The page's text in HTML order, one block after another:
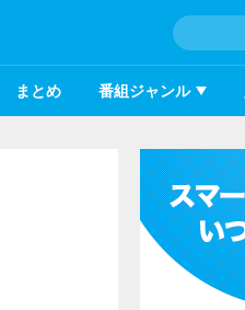
まとめ 番組ジャンル